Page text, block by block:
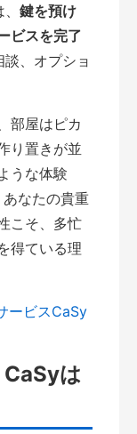
鍵を預け
ビスを完了
、オプショ
部屋はピカ
り置きが並
うな体験
なたの貴重
こそ、多忙
得ている理
ービスCaSy
は